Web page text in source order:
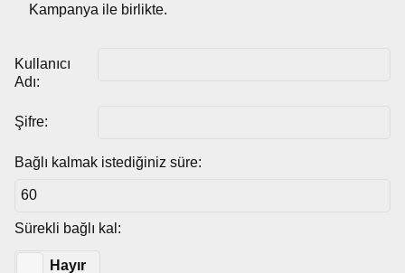
Kampanya ile birlikte.
Kullanıcı
Adı:
Şifre:
Bağlı kalmak istediğiniz süre:
Sürekli bağlı kal:
Hayır